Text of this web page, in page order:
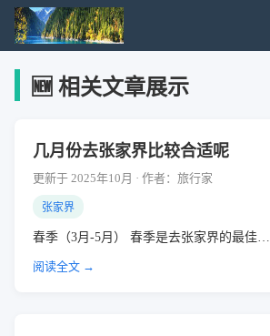
🆕 相关文章展示
几月份去张家界比较合适呢
更新于 2025年10月 · 作者：旅行家
张家界
春季（3月-5月） 春季是去张家界的最佳…
阅读全文 →